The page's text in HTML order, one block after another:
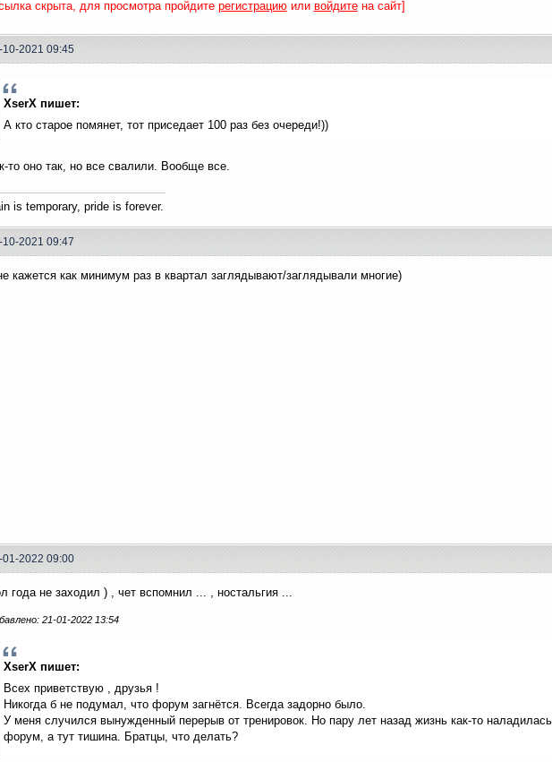
скрыта, для просмотра пройдите регистрациюили войдитена сайт]
10-2021 09:45
XserX пишет:
А кто старое помянет, тот приседает 100 раз без очереди!))
то оно так, но все свалили. Вообще все.
is temporary, pride is forever.
10-2021 09:47
кажется как минимум раз в квартал заглядывают/заглядывали многие)
01-2022 09:00
года не заходил ) , чет вспомнил ... , ностальгия ...
21-01-2022 13:54
XserX пишет:
Всех приветствую , друзья !
Никогда б не подумал, что форум загнётся. Всегда задорно было.
У меня случился вынужденный перерыв от тренировок. Но пару лет назад жизнь как-то
форум, а тут тишина. Братцы, что делать?